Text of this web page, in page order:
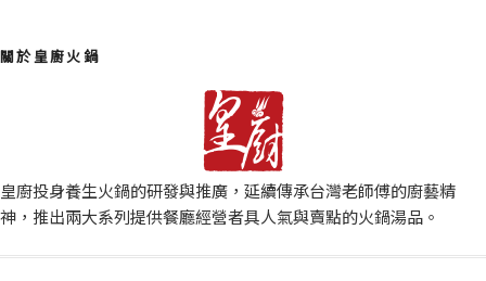
關於皇廚火鍋
皇廚投身養生火鍋的研發與推廣，延續傳承台灣老師傅的廚藝精
神，推出兩大系列提供餐廳經營者具人氣與賣點的火鍋湯品。